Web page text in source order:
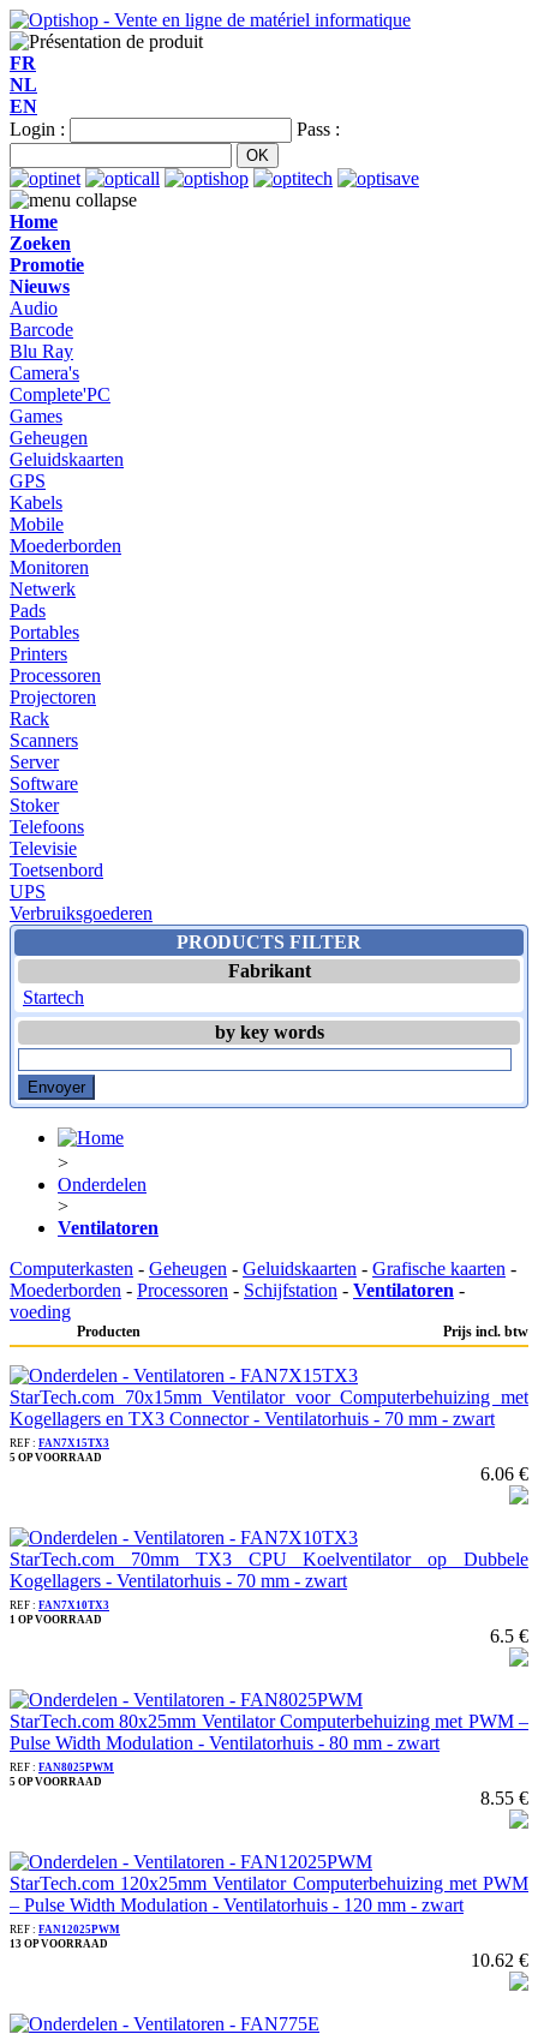
FR
NL
EN
Login :
Pass :
Home
Zoeken
Promotie
Nieuws
Audio
Barcode
Blu Ray
Camera's
Complete'PC
Games
Geheugen
Geluidskaarten
GPS
Kabels
Mobile
Moederborden
Monitoren
Netwerk
Pads
Portables
Printers
Processoren
Projectoren
Rack
Scanners
Server
Software
Stoker
Telefoons
Televisie
Toetsenbord
UPS
Verbruiksgoederen
PRODUCTS FILTER
Fabrikant
Startech
by key words
>
Onderdelen
>
Ventilatoren
Computerkasten - Geheugen - Geluidskaarten - Grafische kaarten -
Moederborden - Processoren - Schijfstation - Ventilatoren -
voeding
Producten Prijs incl. btw
StarTech.com 70x15mm Ventilator voor Computerbehuizing met
Kogellagers en TX3 Connector - Ventilatorhuis - 70 mm - zwart
REF : FAN7X15TX3
5 OP VOORRAAD
6.06 €
StarTech.com 70mm TX3 CPU Koelventilator op Dubbele
Kogellagers - Ventilatorhuis - 70 mm - zwart
REF : FAN7X10TX3
1 OP VOORRAAD
6.5 €
StarTech.com 80x25mm Ventilator Computerbehuizing met PWM –
Pulse Width Modulation - Ventilatorhuis - 80 mm - zwart
REF : FAN8025PWM
5 OP VOORRAAD
8.55 €
StarTech.com 120x25mm Ventilator Computerbehuizing met PWM
– Pulse Width Modulation - Ventilatorhuis - 120 mm - zwart
REF : FAN12025PWM
13 OP VOORRAAD
10.62 €